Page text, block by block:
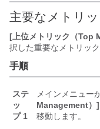
主要なメトリ
[上位メトリック（Top
択した重要なメトリッ
手順
ステ
ッ
プ 1
メインメニュー
Management）]
移動します。